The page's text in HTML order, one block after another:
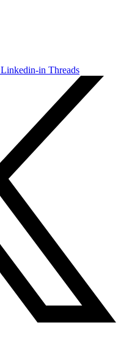
Linkedin-in Threads